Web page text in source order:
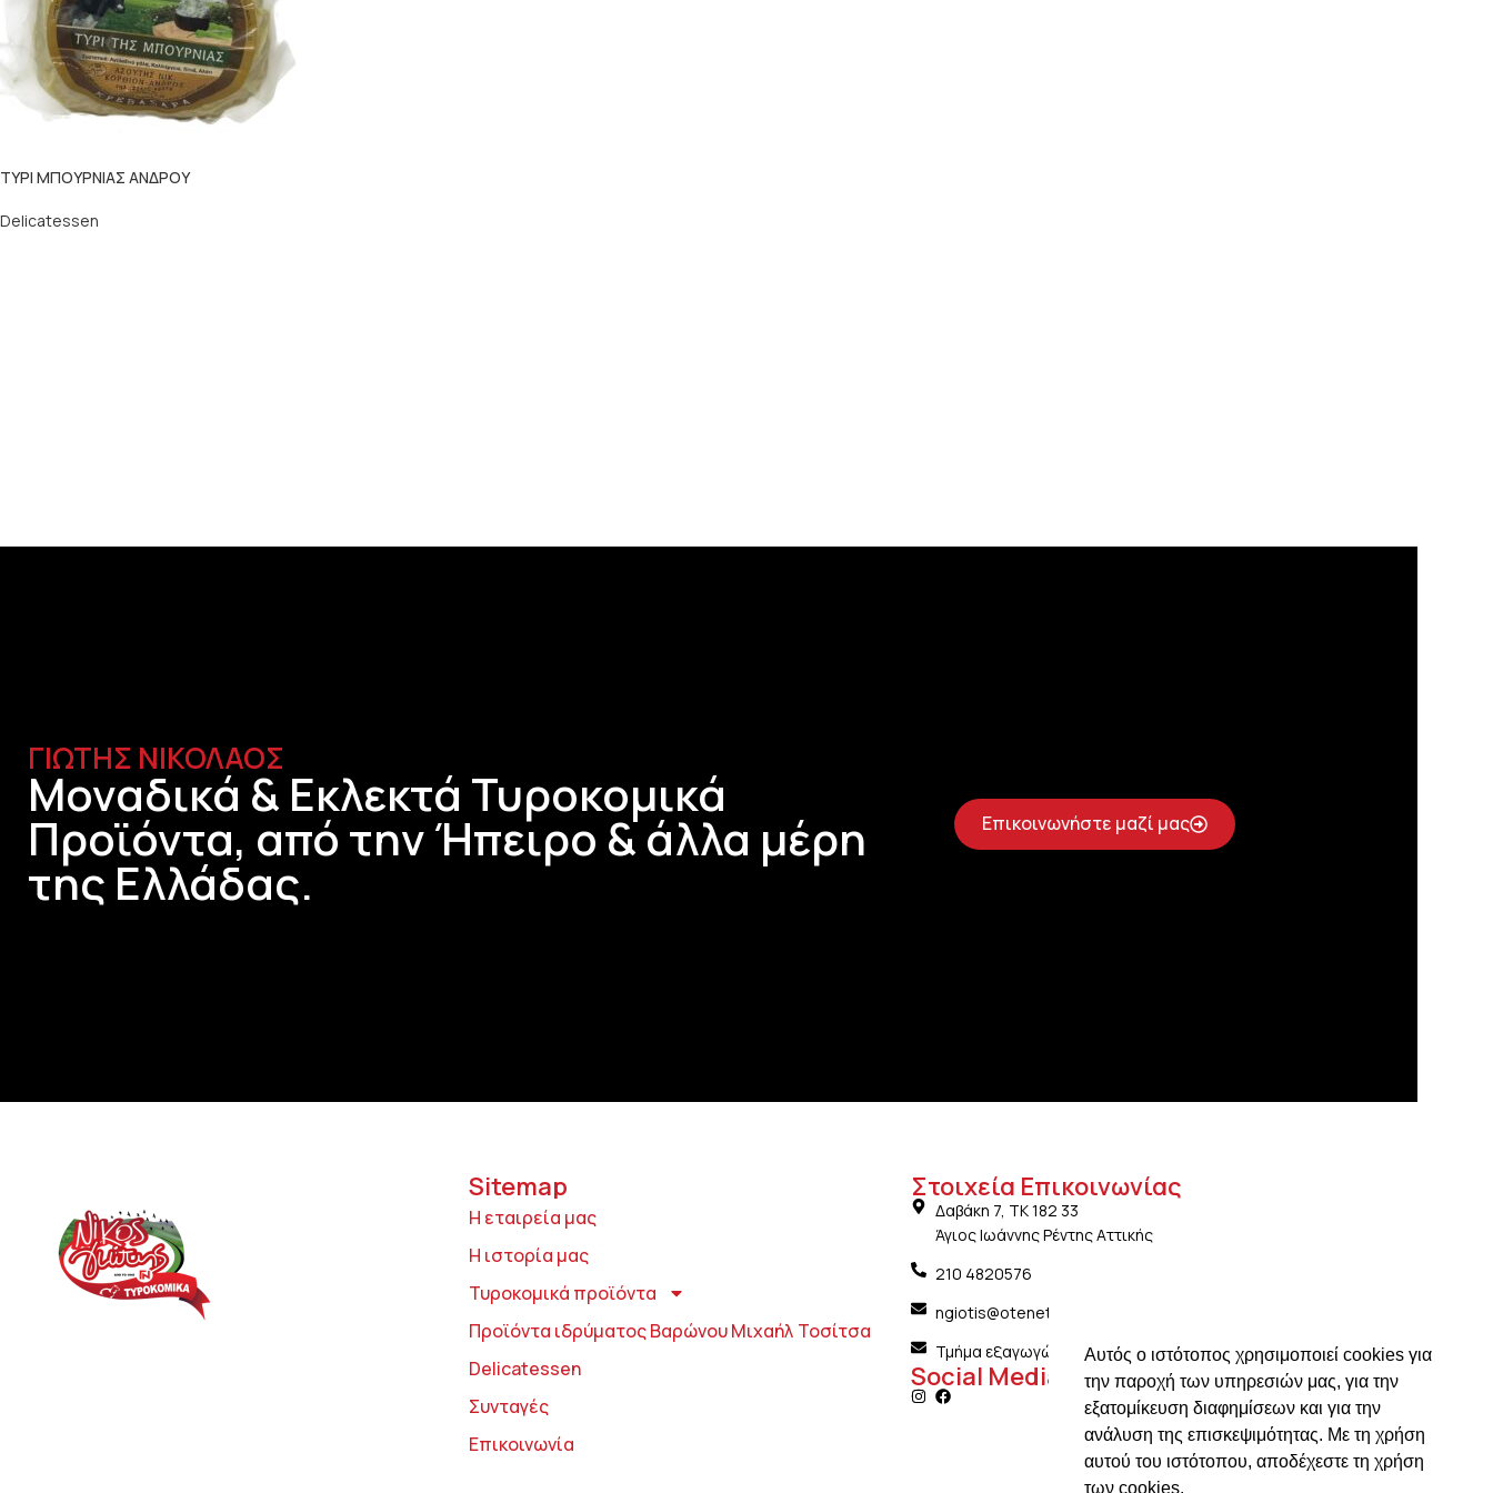
Αυτός ο ιστότοπος χρησιμοποιεί cookies για
την παροχή των υπηρεσιών μας, για την
εξατομίκευση διαφημίσεων και για την
ανάλυση της επισκεψιμότητας. Με τη χρήση
αυτού του ιστότοπου, αποδέχεστε τη χρήση
των cookies.
ΤΥΡΙ ΜΠΟΥΡΝΙΑΣ ΑΝΔΡΟΥ
Delicatessen
ΓΙΩΤΗΣ ΝΙΚΟΛΑΟΣ
Μοναδικά & Εκλεκτά Τυροκομικά
Προϊόντα, από την Ήπειρο & άλλα μέρη
της Ελλάδας.
Επικοινωνήστε μαζί μας
Sitemap
Η εταιρεία μας
Η ιστορία μας
Τυροκομικά προϊόντα
Προϊόντα ιδρύματος Βαρώνου Μιχαήλ Τοσίτσα
Delicatessen
Συνταγές
Επικοινωνία
Στοιχεία Επικοινωνίας
Δαβάκη 7, ΤΚ 182 33
Άγιος Ιωάννης Ρέντης Αττικής
210 4820576
ngiotis@otenet.gr
Τμήμα εξαγωγών: ngiotis.ike@gmail.com
Social Media